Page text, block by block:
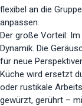
flexibel an die
anpassen.
Der große Vorteil:
Dynamik. Die
für neue
Küche wird ersetzt
oder rustikale
gewürzt, gerührt –